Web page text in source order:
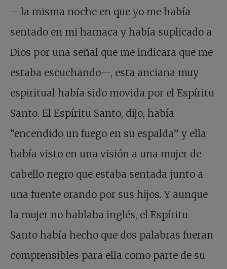
—la misma noche en que yo me había
sentado en mi hamaca y había suplicado a
Dios por una señal que me indicara que me
estaba escuchando—, esta anciana muy
espiritual había sido movida por el Espíritu
Santo. El Espíritu Santo, dijo, había
“encendido un fuego en su espalda” y ella
había visto en una visión a una mujer de
cabello negro que estaba sentada junto a
una fuente orando por sus hijos. Y aunque
la mujer no hablaba inglés, el Espíritu
Santo había hecho que dos palabras fueran
comprensibles para ella como parte de su